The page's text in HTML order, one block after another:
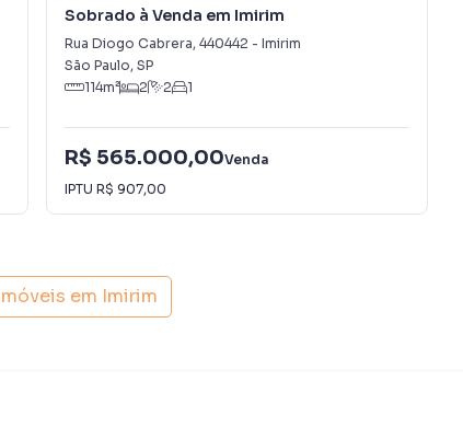
em família, com uma estrutura que atende
Sobrado à Venda em Imirim
Rua Diogo Cabrera, 440442 - Imirim
São Paulo, SP
114m² 2 2 1
R$ 565.000,00Venda
IPTU R$ 907,00
em Imirim